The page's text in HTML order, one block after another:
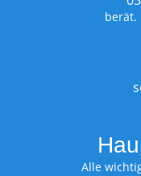
berät.
Alle